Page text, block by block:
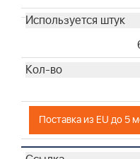
Поставка из EU до 5